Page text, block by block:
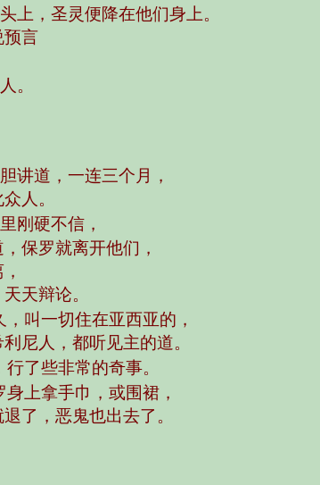
上，圣灵便降在他们身上。
预言
。
讲道，一连三个月，
人。
刚硬不信，
保罗就离开他们，
天辩论。
叫一切住在亚西亚的，
尼人，都听见主的道。
了些非常的奇事。
上拿手巾，或围裙，
了，恶鬼也出去了。